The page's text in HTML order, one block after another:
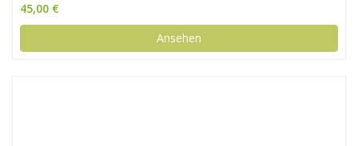
45,00 €
Ansehen